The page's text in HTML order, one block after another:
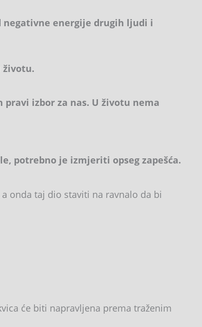
negativne energije drugih ljudi i
životu.
izbor za nas. U životu nema
potrebno je izmjeriti opseg zapešća.
onda taj dio staviti na ravnalo da bi
će biti napravljena prema traženim